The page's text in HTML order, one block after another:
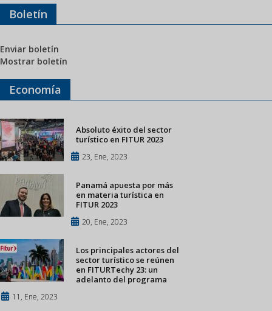
Boletín
Enviar boletín
Mostrar boletín
Economía
Absoluto éxito del sector
turístico en FITUR 2023
23, Ene, 2023
Panamá apuesta por más
en materia turística en
FITUR 2023
20, Ene, 2023
Los principales actores del
sector turístico se reúnen
en FITURTechy 23: un
adelanto del programa
11, Ene, 2023